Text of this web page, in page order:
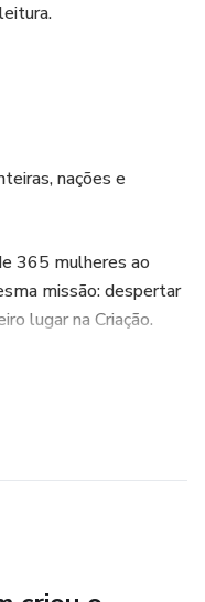
nações e
365 mulheres ao
missão: despertar
lugar na Criação.
histórias reais,
te alcançar